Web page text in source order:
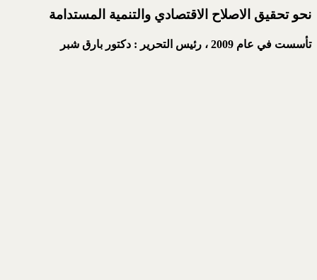
نحو تحقيق الاصلاح الاقتصادي والتنمية المستدامة
تأسست في عام 2009 ، رئيس التحرير : دكتور بارق شبر